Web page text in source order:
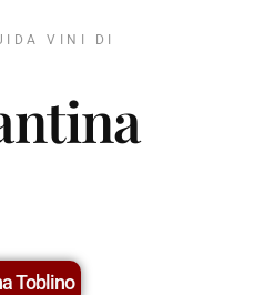
VINI DI
Toblino